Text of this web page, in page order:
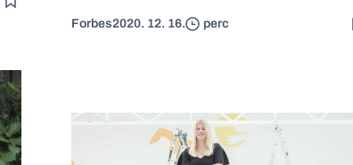
Forbes2020. 12. 16. perc